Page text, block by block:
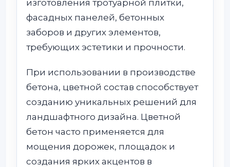
изготовления тротуарной плитки,
фасадных панелей, бетонных
заборов и других элементов,
требующих эстетики и прочности.
При использовании в производстве
бетона, цветной состав способствует
созданию уникальных решений для
ландшафтного дизайна. Цветной
бетон часто применяется для
мощения дорожек, площадок и
создания ярких акцентов в